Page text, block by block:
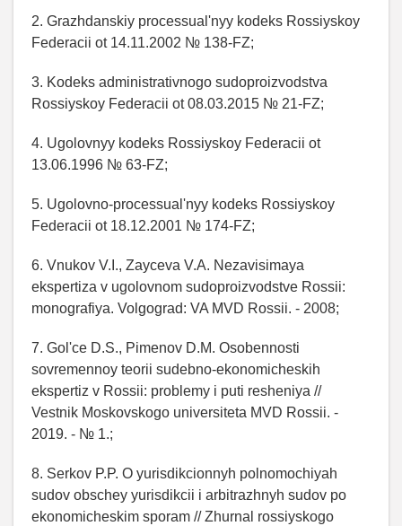
2. Grazhdanskiy processual'nyy kodeks Rossiyskoy
Federacii ot 14.11.2002 № 138-FZ;
3. Kodeks administrativnogo sudoproizvodstva
Rossiyskoy Federacii ot 08.03.2015 № 21-FZ;
4. Ugolovnyy kodeks Rossiyskoy Federacii ot
13.06.1996 № 63-FZ;
5. Ugolovno-processual'nyy kodeks Rossiyskoy
Federacii ot 18.12.2001 № 174-FZ;
6. Vnukov V.I., Zayceva V.A. Nezavisimaya
ekspertiza v ugolovnom sudoproizvodstve Rossii:
monografiya. Volgograd: VA MVD Rossii. - 2008;
7. Gol'ce D.S., Pimenov D.M. Osobennosti
sovremennoy teorii sudebno-ekonomicheskih
ekspertiz v Rossii: problemy i puti resheniya //
Vestnik Moskovskogo universiteta MVD Rossii. -
2019. - № 1.;
8. Serkov P.P. O yurisdikcionnyh polnomochiyah
sudov obschey yurisdikcii i arbitrazhnyh sudov po
ekonomicheskim sporam // Zhurnal rossiyskogo